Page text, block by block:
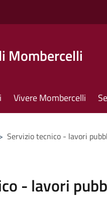
Mombercelli
Vivere Mombercelli
Servizio tecnico - lavori
- lavori